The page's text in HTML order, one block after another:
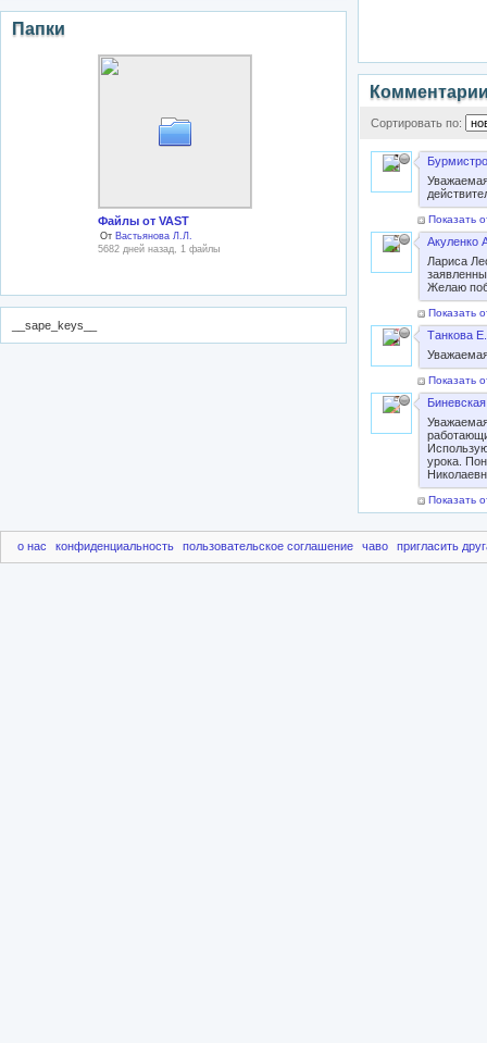
Папки
Файлы от VAST
От Вастьянова Л.Л.
5682 дней назад, 1 файлы
__sape_keys__
Сортировать по:
Показать
Акуленко
Лариса
Желаю
Показать
Танкова
Показать
урока.
Показать
о нас конфиденциальность пользовательское соглашение чаво пригласить